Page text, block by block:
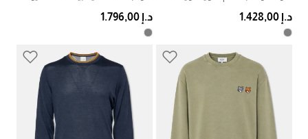
د.إ 1.428,00 د.إ 1.796,00